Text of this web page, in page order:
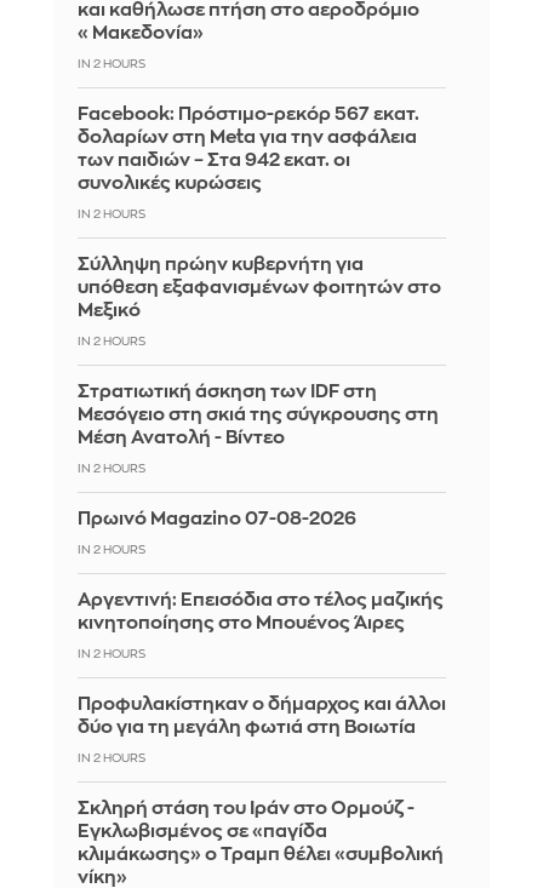
και καθήλωσε πτήση στο αεροδρόμιο
«Μακεδονία»
IN 2 HOURS
Facebook: Πρόστιμο-ρεκόρ 567 εκατ.
δολαρίων στη Meta για την ασφάλεια
των παιδιών – Στα 942 εκατ. οι
συνολικές κυρώσεις
IN 2 HOURS
Σύλληψη πρώην κυβερνήτη για
υπόθεση εξαφανισμένων φοιτητών στο
Μεξικό
IN 2 HOURS
Στρατιωτική άσκηση των IDF στη
Μεσόγειο στη σκιά της σύγκρουσης στη
Μέση Ανατολή - Βίντεο
IN 2 HOURS
Πρωινό Magazino 07-08-2026
IN 2 HOURS
Αργεντινή: Επεισόδια στο τέλος μαζικής
κινητοποίησης στο Μπουένος Άιρες
IN 2 HOURS
Προφυλακίστηκαν ο δήμαρχος και άλλοι
δύο για τη μεγάλη φωτιά στη Βοιωτία
IN 2 HOURS
Σκληρή στάση του Ιράν στο Ορμούζ -
Εγκλωβισμένος σε «παγίδα
κλιμάκωσης» ο Τραμπ θέλει «συμβολική
νίκη»